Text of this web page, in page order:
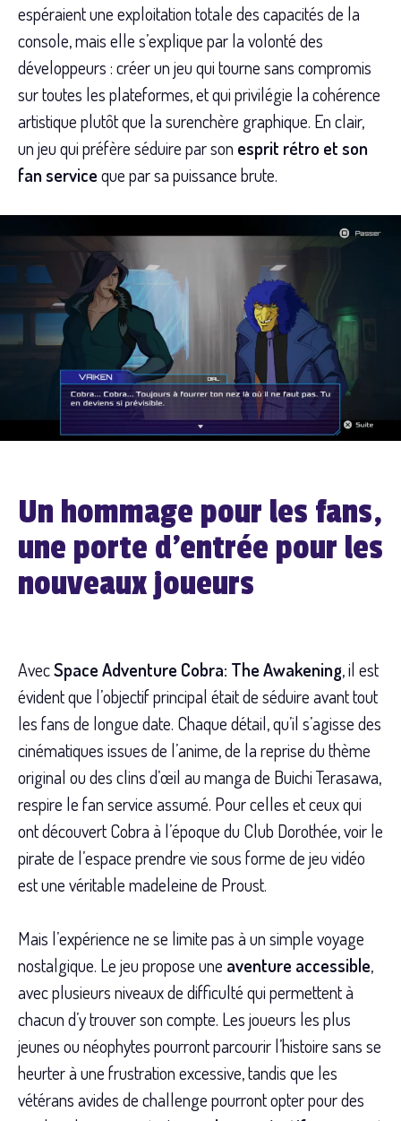
espéraient une exploitation totale des capacités de la
console, mais elle s’explique par la volonté des
développeurs : créer un jeu qui tourne sans compromis
sur toutes les plateformes, et qui privilégie la cohérence
artistique plutôt que la surenchère graphique. En clair,
un jeu qui préfère séduire par son esprit rétro et son
fan serviceque par sa puissance brute.
Un hommage pour les fans,
une porte d’entrée pour les
nouveaux joueurs
AvecSpace Adventure Cobra: The Awakening, il est
évident que l’objectif principal était de séduire avant tout
les fans de longue date. Chaque détail, qu’il s’agisse des
cinématiques issues de l’anime, de la reprise du thème
original ou des clins d’œil au manga de Buichi Terasawa,
respire le fan service assumé. Pour celles et ceux qui
ont découvert Cobra à l’époque du Club Dorothée, voir le
pirate de l’espace prendre vie sous forme de jeu vidéo
est une véritable madeleine de Proust.
Mais l’expérience ne se limite pas à un simple voyage
nostalgique. Le jeu propose une aventure accessible,
avec plusieurs niveaux de difficulté qui permettent à
chacun d’y trouver son compte. Les joueurs les plus
jeunes ou néophytes pourront parcourir l’histoire sans se
heurter à une frustration excessive, tandis que les
vétérans avides de challenge pourront opter pour des